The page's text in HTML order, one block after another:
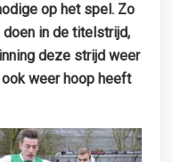
op het spel. Zo
in de titelstrijd,
deze strijd weer
weer hoop heeft